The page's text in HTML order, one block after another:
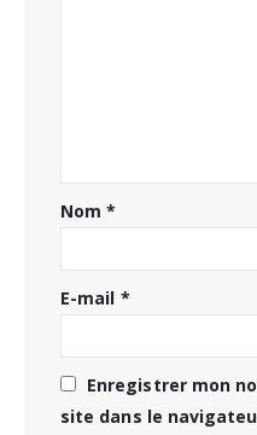
Nom*
E-mail *
Enregistrer mon
site dans le